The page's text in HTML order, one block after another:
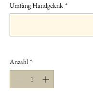
Umfang Handgelenk *
Anzahl *